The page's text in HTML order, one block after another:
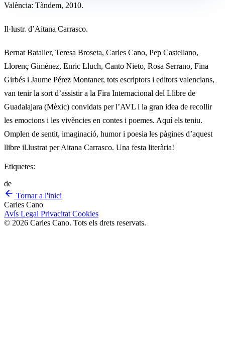
València: Tàndem, 2010.
Il·lustr. d’Aitana Carrasco.
Bernat Bataller, Teresa Broseta, Carles Cano, Pep Castellano,
Llorenç Giménez, Enric Lluch, Canto Nieto, Rosa Serrano, Fina
Girbés i Jaume Pérez Montaner, tots escriptors i editors valencians,
van tenir la sort d’assistir a la Fira Internacional del Llibre de
Guadalajara (Mèxic) convidats per l’AVL i la gran idea de recollir
les emocions i les vivències en contes i poemes. Aquí els teniu.
Omplen de sentit, imaginació, humor i poesia les pàgines d’aquest
llibre il.lustrat per Aitana Carrasco. Una festa literària!
Etiquetes:
de
Tornar a l'inici
Carles Cano
Avís Legal Privacitat Cookies
© 2026 Carles Cano. Tots els drets reservats.